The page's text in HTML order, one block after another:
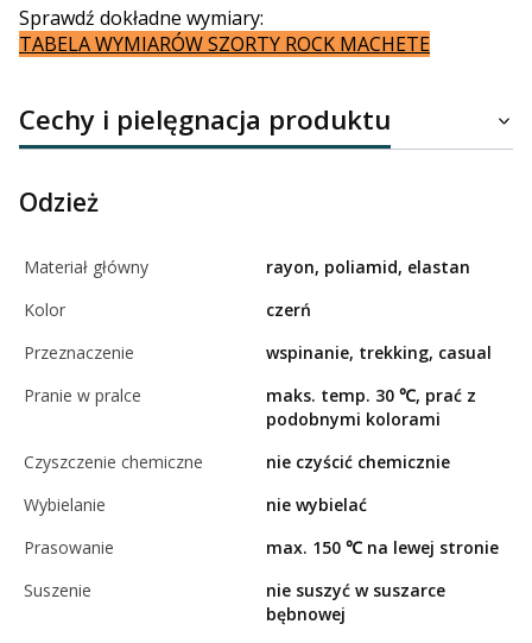
Sprawdź dokładne wymiary:
TABELA WYMIARÓW SZORTY ROCK MACHETE
Cechy i pielęgnacja produktu
Odzież
Materiał główny
rayon, poliamid, elastan
Kolor
czerń
Przeznaczenie
wspinanie, trekking, casual
Pranie w pralce
maks. temp. 30 ℃, prać z
podobnymi kolorami
Czyszczenie chemiczne
nie czyścić chemicznie
Wybielanie
nie wybielać
Prasowanie
max. 150 ℃ na lewej stronie
Suszenie
nie suszyć w suszarce
bębnowej